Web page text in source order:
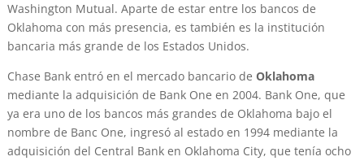
Washington Mutual. Aparte de estar entre los bancos de
Oklahoma con más presencia, es también es la institución
bancaria más grande de los Estados Unidos.
Chase Bank entró en el mercado bancario de Oklahoma
mediante la adquisición de Bank One en 2004. Bank One, que
ya era uno de los bancos más grandes de Oklahoma bajo el
nombre de Banc One, ingresó al estado en 1994 mediante la
adquisición del Central Bank en Oklahoma City, que tenía ocho